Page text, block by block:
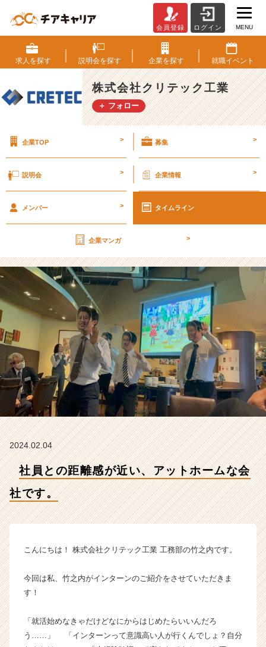
員
と
の
距
離
感
ア
ホ
会
社
で
す。
【株
式
会
社
ク
リ
テ
ッ
ク
工
業
ム
ラ
ン
ー・
企
業
か
会員登録 ログイン MENU
求人を探す 説明会を探す 企業を探す 就職イベント
株式会社クリテック工業
＋ フォロー
企業TOP > 募集 >
説明会 > 企業情報 >
メンバー > タイムライン
企業マンガ >
2024.02.04
社員との距離感が近い、アットホームな会
社です。
こんにちは！ 株式会社クリテック工業 工務部の竹之内です。
今回は私、竹之内がインターンのご紹介をさせていただきま
す！
「就活始めなきゃだけどなにからはじめたらいいんだろ
う……」 「インターンって意識高い人が行くんでしょ？自分